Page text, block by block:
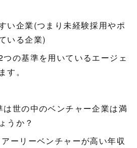
い企業(つまり未経験採用やポ
いる企業)
の基準を用いているエージェ
す。
世の中のベンチャー企業は満
うか？
ーリーベンチャーが高い年収